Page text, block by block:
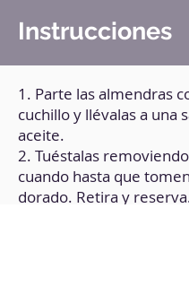
Instrucciones
1. Parte las almendras
cuchillo y llévalas a una
aceite.
2. Tuéstalas
cuando hasta que
dorado. Retira y